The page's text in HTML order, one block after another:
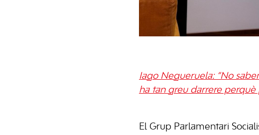
Iago Negueruela: “No
ha tan greu darrere perquè
El Grup Parlamentari